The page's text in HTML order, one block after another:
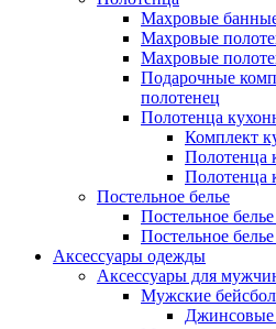
Махровые
Махровые
Махровые
Подарочные
полотенец
Полотенца
Комплект
Полотенца
Полотенца
Постельное белье
Постельное
Постельное
Аксессуары одежды
Аксессуары для
Мужские
Джинсовые